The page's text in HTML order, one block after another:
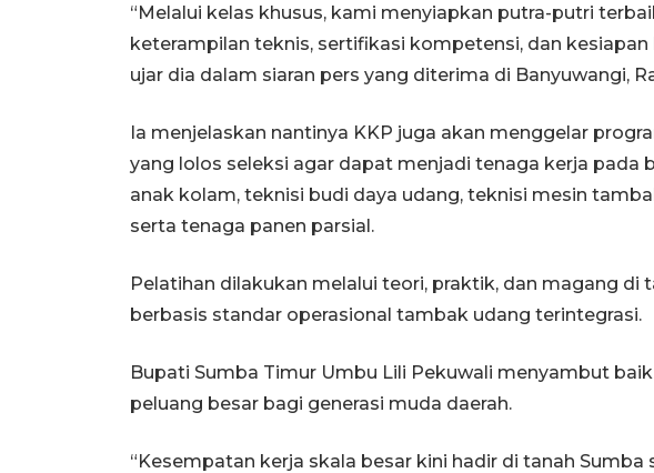
“Melalui kelas khusus, kami menyiapkan putra-putri
keterampilan teknis, sertifikasi kompetensi, dan kesiapan
ujar dia dalam siaran pers yang diterima di Banyuwangi,
Ia menjelaskan nantinya KKP juga akan menggelar
yang lolos seleksi agar dapat menjadi tenaga kerja pada
anak kolam, teknisi budi daya udang, teknisi mesin
serta tenaga panen parsial.
Pelatihan dilakukan melalui teori, praktik, dan magang
berbasis standar operasional tambak udang terintegrasi.
Bupati Sumba Timur Umbu Lili Pekuwali menyambut
peluang besar bagi generasi muda daerah.
“Kesempatan kerja skala besar kini hadir di tanah Sumba